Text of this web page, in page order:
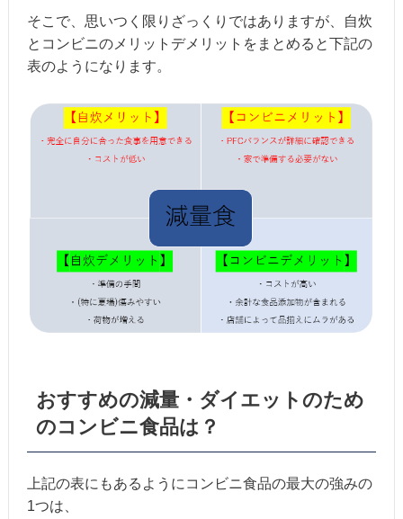
そこで、思いつく限りざっくりではありますが、自炊
とコンビニのメリットデメリットをまとめると下記の
表のようになります。
おすすめの減量・ダイエットのため
のコンビニ食品は？
上記の表にもあるようにコンビニ食品の最大の強みの
1つは、